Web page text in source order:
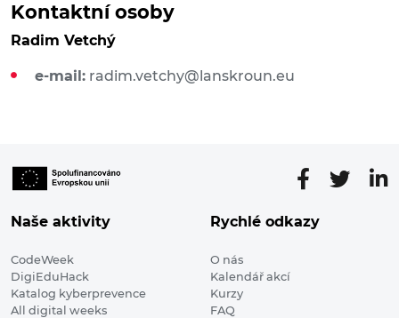
Kontaktní osoby
Radim Vetchý
e-mail: radim.vetchy@lanskroun.eu
Naše aktivity
CodeWeek
DigiEduHack
Katalog kyberprevence
All digital weeks
Rychlé odkazy
O nás
Kalendář akcí
Kurzy
FAQ